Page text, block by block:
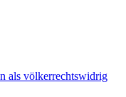
als völkerrechtswidrig